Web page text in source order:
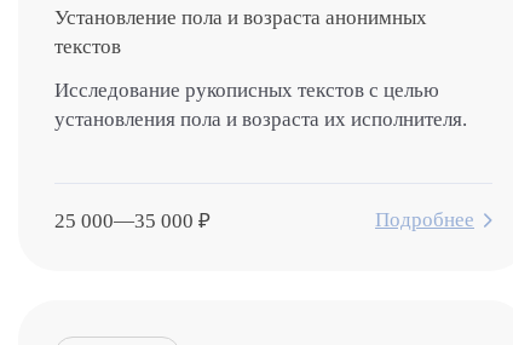
Установление пола и возраста анонимных
текстов
Исследование рукописных текстов с целью
установления пола и возраста их исполнителя.
25 000—35 000 ₽ Подробнее